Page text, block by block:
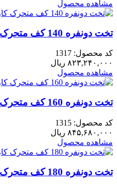
مشاهده محصول
تخت دونفره 140 کف متحرک کارما
کد محصول: 1317
۸۲۳,۲۴۰,۰۰۰ ریال
مشاهده محصول
تخت دونفره 160 کف متحرک کارما
کد محصول: 1315
۸۴۵,۶۸۰,۰۰۰ ریال
مشاهده محصول
تخت دونفره 180 کف متحرک کارما